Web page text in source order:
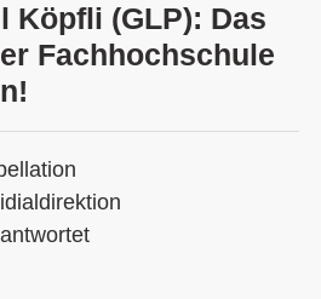
Köpfli (GLP): Das
Fachhochschule